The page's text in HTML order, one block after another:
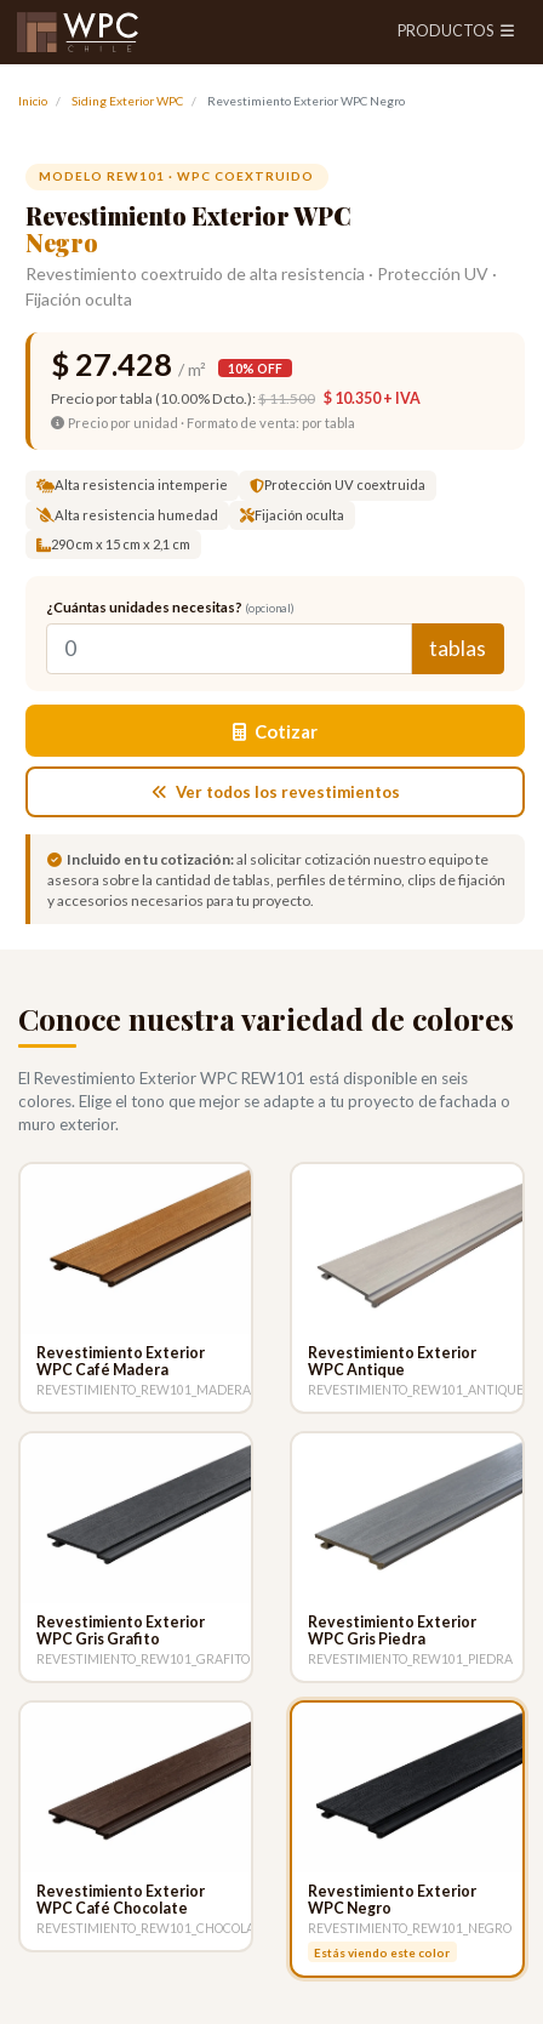
PRODUCTOS
Inicio Siding Exterior WPC Revestimiento Exterior WPC Negro
MODELO REW101 · WPC COEXTRUIDO
Revestimiento Exterior WPC
Negro
Revestimiento coextruido de alta resistencia · Protección UV ·
Fijación oculta
$ 27.428 / m² 10% OFF
Precio por tabla (10.00% Dcto.):$ 11.500 $ 10.350 + IVA
Precio por unidad · Formato de venta: por tabla
Alta resistencia intemperie
Protección UV coextruida
Alta resistencia humedad
Fijación oculta
290 cm x 15 cm x 2,1 cm
¿Cuántas unidades necesitas? (opcional)
tablas
Cotizar
Ver todos los revestimientos
Incluido en tu cotización:al solicitar cotización nuestro equipo te
asesora sobre la cantidad de tablas, perfiles de término, clips de fijación
y accesorios necesarios para tu proyecto.
Conoce nuestra variedad de colores
El Revestimiento Exterior WPC REW101 está disponible en seis
colores. Elige el tono que mejor se adapte a tu proyecto de fachada o
muro exterior.
Revestimiento Exterior
WPC Café Madera
REVESTIMIENTO_REW101_MADERA
Revestimiento Exterior
WPC Antique
REVESTIMIENTO_REW101_ANTIQUE
Revestimiento Exterior
WPC Gris Grafito
REVESTIMIENTO_REW101_GRAFITO
Revestimiento Exterior
WPC Gris Piedra
REVESTIMIENTO_REW101_PIEDRA
Revestimiento Exterior
WPC Café Chocolate
REVESTIMIENTO_REW101_CHOCOLATE
Revestimiento Exterior
WPC Negro
REVESTIMIENTO_REW101_NEGRO
Estás viendo este color